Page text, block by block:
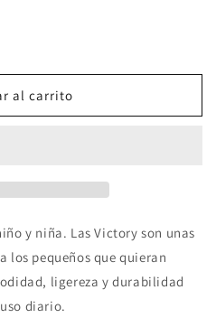
al carrito
y niña. Las Victory son unas
los pequeños que quieran
ligereza y durabilidad
diario.